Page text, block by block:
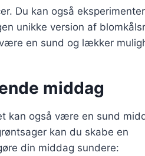
Du kan også
unikke version af
en sund og lækker
middag
kan også være en sund
kan du skabe en
din middag sundere: